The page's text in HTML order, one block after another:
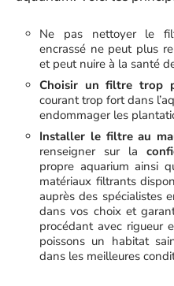
Ne pas nettoyer le
encrassé ne peut plus
et peut nuire à la santé
Choisir un filtre trop
courant trop fort dans
endommager les
Installer le filtre au
renseigner sur la
propre aquarium ainsi
matériaux filtrants
auprès des spécialistes
dans vos choix et
procédant avec rigueur
poissons un habitat
dans les meilleures